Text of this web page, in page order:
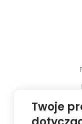
Twoje